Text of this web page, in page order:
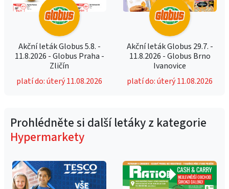
Akční leták Globus 5.8. -
11.8.2026 - Globus Praha -
Zličín
platí do: úterý 11.08.2026
Akční leták Globus 29.7. -
11.8.2026 - Globus Brno
Ivanovice
platí do: úterý 11.08.2026
Prohlédněte si další letáky z kategorie
Hypermarkety